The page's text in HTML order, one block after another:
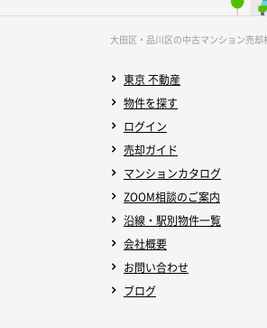
大田区・品川区の中古マンション売
東京 不動産
物件を探す
ログイン
売却ガイド
マンションカタログ
ZOOM相談のご案内
沿線・駅別物件一覧
会社概要
お問い合わせ
ブログ